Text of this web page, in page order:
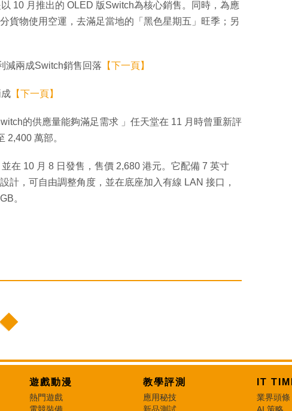
10 月推出的 OLED 版Switch為核心銷售。同時，為應
貨物使用空運，去滿足當地的「黑色星期五」旺季；另
減兩成Switch銷售回落 【下一頁】
【下一頁】
的供應量能夠滿足需求 」任天堂在 11 月時曾重新評
2,400 萬部。
在 10 月 8 日發售，售價 2,680 港元。它配備 7 英寸
計，可自由調整角度，並在底座加入有線 LAN 接口，
。
遊戲動漫
熱門遊戲
教學評測
應用秘技
IT
業界頭條